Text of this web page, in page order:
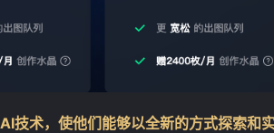
技术，使他们能够以全新的方式探索和